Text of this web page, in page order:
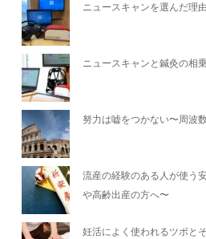
ニュースキャンを選んだ理由
ニュースキャンと鍼灸の相
努力は嘘をつかない〜周波
流産の経験のある人が使う
や高齢出産の方へ〜
妊活によく使われるツボと